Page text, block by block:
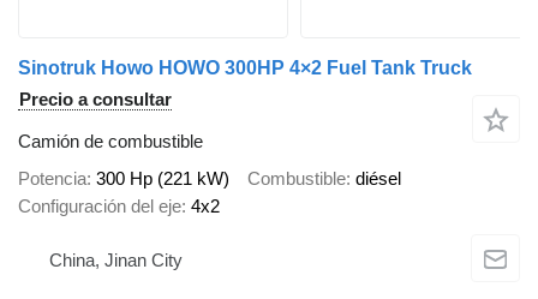
Sinotruk Howo HOWO 300HP 4×2 Fuel Tank Truck
Precio a consultar
Camión de combustible
Potencia 300 Hp (221 kW) Combustible diésel
Configuración del eje 4x2
China, Jinan City